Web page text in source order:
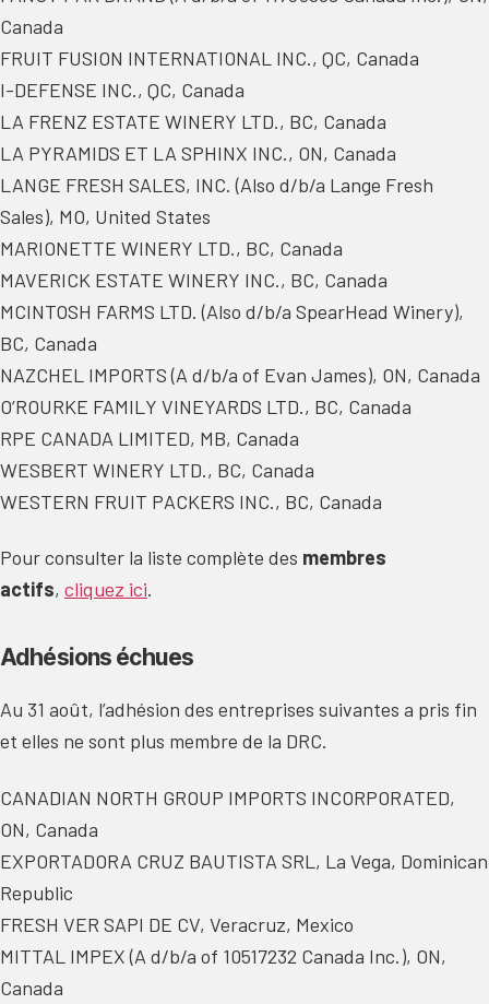
Canada
FRUIT FUSION INTERNATIONAL INC., QC, Canada
I-DEFENSE INC., QC, Canada
LA FRENZ ESTATE WINERY LTD., BC, Canada
LA PYRAMIDS ET LA SPHINX INC., ON, Canada
LANGE FRESH SALES, INC. (Also d/b/a Lange Fresh
Sales), MO, United States
MARIONETTE WINERY LTD., BC, Canada
MAVERICK ESTATE WINERY INC., BC, Canada
MCINTOSH FARMS LTD. (Also d/b/a SpearHead Winery),
BC, Canada
NAZCHEL IMPORTS (A d/b/a of Evan James), ON, Canada
O’ROURKE FAMILY VINEYARDS LTD., BC, Canada
RPE CANADA LIMITED, MB, Canada
WESBERT WINERY LTD., BC, Canada
WESTERN FRUIT PACKERS INC., BC, Canada
Pour consulter la liste complète des membres
actifs, cliquez ici.
Adhésions échues
Au 31 août, l’adhésion des entreprises suivantes a pris fin
et elles ne sont plus membre de la DRC.
CANADIAN NORTH GROUP IMPORTS INCORPORATED,
ON, Canada
EXPORTADORA CRUZ BAUTISTA SRL, La Vega, Dominican
Republic
FRESH VER SAPI DE CV, Veracruz, Mexico
MITTAL IMPEX (A d/b/a of 10517232 Canada Inc.), ON,
Canada